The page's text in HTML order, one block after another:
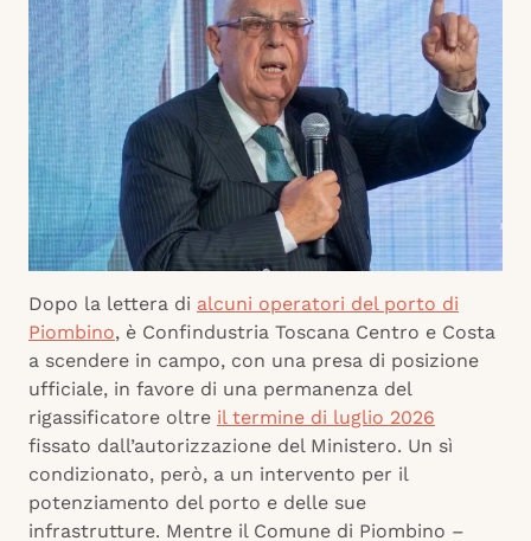
Dopo la lettera di alcuni operatori del porto di
Piombino, è Confindustria Toscana Centro e Costa
a scendere in campo, con una presa di posizione
ufficiale, in favore di una permanenza del
rigassificatore oltre il termine di luglio 2026
fissato dall’autorizzazione del Ministero. Un sì
condizionato, però, a un intervento per il
potenziamento del porto e delle sue
infrastrutture. Mentre il Comune di Piombino –